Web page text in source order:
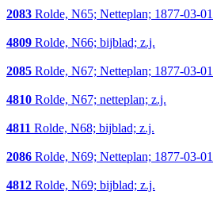
2083 Rolde, N65; Netteplan; 1877-03-01
4809 Rolde, N66; bijblad; z.j.
2085 Rolde, N67; Netteplan; 1877-03-01
4810 Rolde, N67; netteplan; z.j.
4811 Rolde, N68; bijblad; z.j.
2086 Rolde, N69; Netteplan; 1877-03-01
4812 Rolde, N69; bijblad; z.j.